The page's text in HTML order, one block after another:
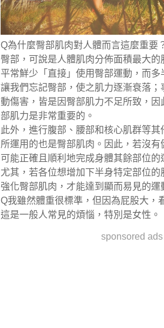
Q為什麼臀部肌肉對人體而言這麼重要
臀部，可說是人體肌肉分佈面積最大的
平常鮮少「直接」使用臀部運動，而多
讓我們忘記臀部，使之肌力逐漸衰落；
動傷害，皆是因臀部肌力不足所致，因
部肌力是非常重要的。
此外，進行腹部、腰部和核心肌群等其
所運用的也是臀部肌肉。因此，若沒
可能正確且順利地完成身體其餘部位的
尤其，若各位想增加下半身特定部位
強化臀部肌肉，才能達到顯而易見的運
Q我雖然體重很標準，但因為屁股大，
這是一般人常見的煩惱，特別是女性。
sponsored ads